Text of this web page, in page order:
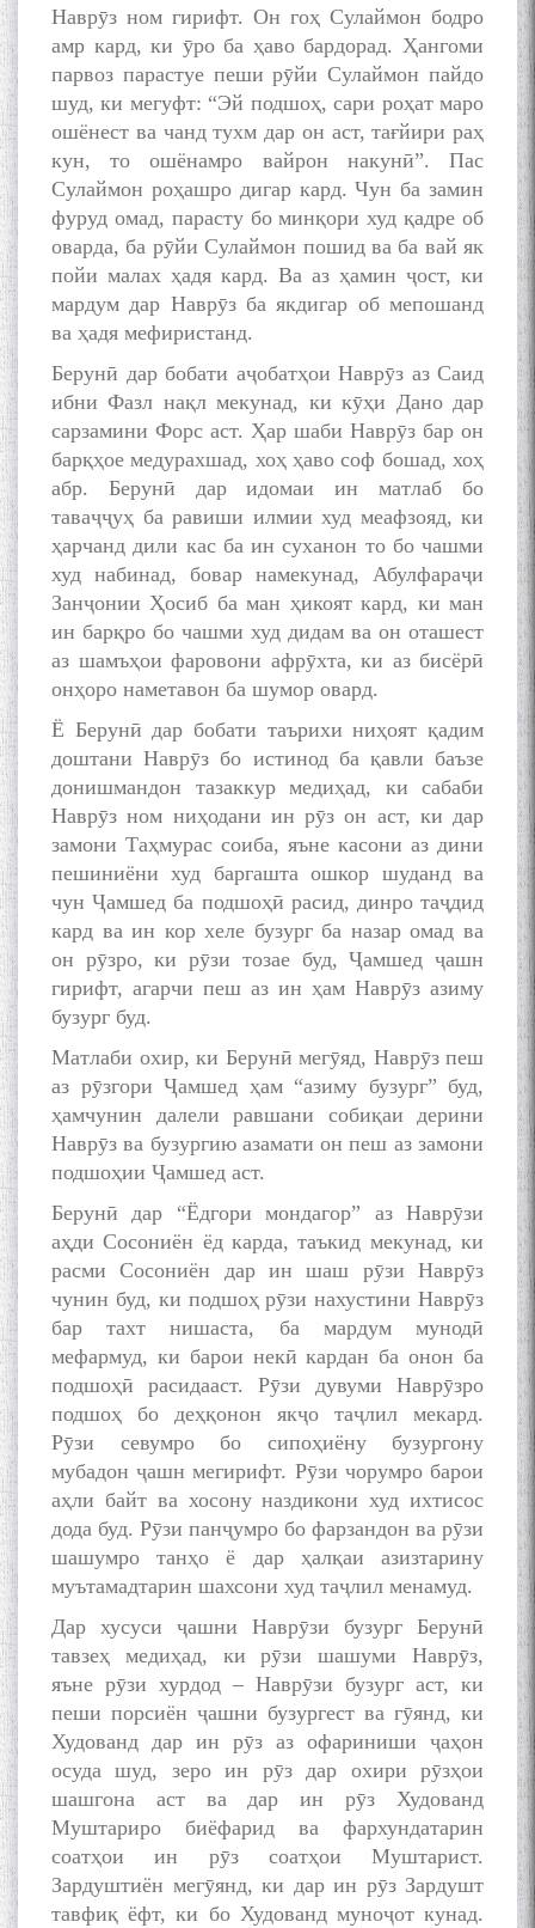
Наврӯз ном гирифт. Он гоҳ Сулаймон бодро
амр кард, ки ӯро ба ҳаво бардорад. Ҳангоми
парвоз парастуе пеши рӯйи Сулаймон пайдо
шуд, ки мегуфт: “Эй подшоҳ, сари роҳат маро
ошёнест ва чанд тухм дар он аст, тағйири раҳ
кун, то ошёнамро вайрон накунӣ”. Пас
Сулаймон роҳашро дигар кард. Чун ба замин
фуруд омад, парасту бо минқори худ қадре об
оварда, ба рӯйи Сулаймон пошид ва ба вай як
пойи малах ҳадя кард. Ва аз ҳамин ҷост, ки
мардум дар Наврӯз ба якдигар об мепошанд
ва ҳадя мефиристанд.
Берунӣ дар бобати аҷобатҳои Наврӯз аз Саид
ибни Фазл нақл мекунад, ки кӯҳи Дано дар
сарзамини Форс аст. Ҳар шаби Наврӯз бар он
барқҳое медурахшад, хоҳ ҳаво соф бошад, хоҳ
абр. Берунӣ дар идомаи ин матлаб бо
таваҷҷуҳ ба равиши илмии худ меафзояд, ки
ҳарчанд дили кас ба ин суханон то бо чашми
худ набинад, бовар намекунад, Абулфараҷи
Занҷонии Ҳосиб ба ман ҳикоят кард, ки ман
ин барқро бо чашми худ дидам ва он оташест
аз шамъҳои фаровони афрӯхта, ки аз бисёрӣ
онҳоро наметавон ба шумор овард.
Ё Берунӣ дар бобати таърихи ниҳоят қадим
доштани Наврӯз бо истинод ба қавли баъзе
донишмандон тазаккур медиҳад, ки сабаби
Наврӯз ном ниҳодани ин рӯз он аст, ки дар
замони Таҳмурас соиба, яъне касони аз дини
пешиниёни худ баргашта ошкор шуданд ва
чун Ҷамшед ба подшоҳӣ расид, динро таҷдид
кард ва ин кор хеле бузург ба назар омад ва
он рӯзро, ки рӯзи тозае буд, Ҷамшед ҷашн
гирифт, агарчи пеш аз ин ҳам Наврӯз азиму
бузург буд.
Матлаби охир, ки Берунӣ мегӯяд, Наврӯз пеш
аз рӯзгори Ҷамшед ҳам “азиму бузург” буд,
ҳамчунин далели равшани собиқаи дерини
Наврӯз ва бузургию азамати он пеш аз замони
подшоҳии Ҷамшед аст.
Берунӣ дар “Ёдгори мондагор” аз Наврӯзи
аҳди Сосониён ёд карда, таъкид мекунад, ки
расми Сосониён дар ин шаш рӯзи Наврӯз
чунин буд, ки подшоҳ рӯзи нахустини Наврӯз
бар тахт нишаста, ба мардум мунодӣ
мефармуд, ки барои некӣ кардан ба онон ба
подшоҳӣ расидааст. Рӯзи дувуми Наврӯзро
подшоҳ бо деҳқонон якҷо таҷлил мекард.
Рӯзи севумро бо сипоҳиёну бузургону
мубадон ҷашн мегирифт. Рӯзи чорумро барои
аҳли байт ва хосону наздикони худ ихтисос
дода буд. Рӯзи панҷумро бо фарзандон ва рӯзи
шашумро танҳо ё дар ҳалқаи азизтарину
муътамадтарин шахсони худ таҷлил менамуд.
Дар хусуси ҷашни Наврӯзи бузург Берунӣ
тавзеҳ медиҳад, ки рӯзи шашуми Наврӯз,
яъне рӯзи хурдод – Наврӯзи бузург аст, ки
пеши порсиён ҷашни бузургест ва гӯянд, ки
Худованд дар ин рӯз аз офариниши ҷаҳон
осуда шуд, зеро ин рӯз дар охири рӯзҳои
шашгона аст ва дар ин рӯз Худованд
Муштариро биёфарид ва фархундатарин
соатҳои ин рӯз соатҳои Муштарист.
Зардуштиён мегӯянд, ки дар ин рӯз Зардушт
тавфиқ ёфт, ки бо Худованд муноҷот кунад.